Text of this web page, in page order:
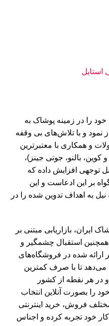
استایل
خود را در زمینه پوشاک به
تخصصی از سال ۱۳۹۳ آغاز نمود و با تلاش‌های بی وقفه
و همکاری با معتبرترین
بالنو، جوتی جینز)،
توجهی افزایش داده که
بر این ادعاست و این
به اهداف تدوین شده را در
بازاریابی مبتنی بر
همچنین استقبال چشمگیر و
ارائه شده در فروشگاه‌های
می‌دهد تا با صرف کمترین
در هر نقطه از کشور
را بصورت آنلاین انتخاب
فروش، خرید اینترنتی
خود تجربه کرده و اجناس